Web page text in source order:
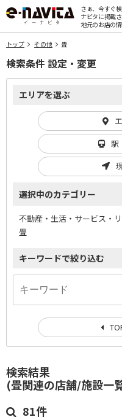
さぁ、今すぐ検
ナビタに掲載
地元のお店の
トップ その他 畳
検索結果
(畳関連の店舗/施設一覧
81件
検索条件 設定・変更
エリアを選ぶ
駅
選択中のカテゴリー
不動産・生活・サービス・
畳
キーワードで絞り込む